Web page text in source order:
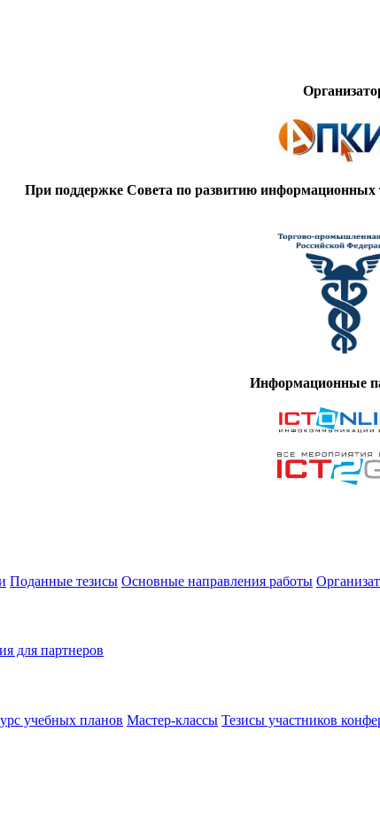
При поддержке Совета по развитию
Информационные
Поданные тезисы Основные направления работы
для партнеров
учебных планов Мастер-классы Тезисы участников